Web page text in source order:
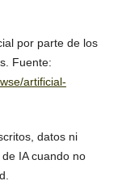
por parte de los
Fuente:
artificial-
datos ni
IA cuando no